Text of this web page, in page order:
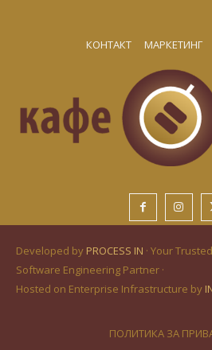
КОНТАКТ МАРКЕТИНГ
Developed by PROCESS IN · Your
Software Engineering Partner ·
Hosted on Enterprise Infrastructure by
ПОЛИТИКА ЗА